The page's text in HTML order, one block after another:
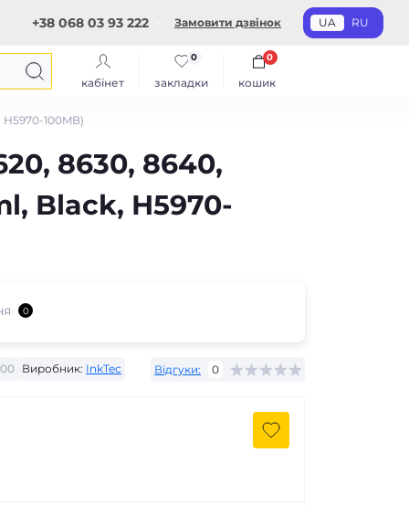
+38 068 03 93 222 Замовити дзвінок UA RU
кабінет закладки
0
кошик
0
100MB)
8630, 8640,
Black, H5970-
0
Виробник: InkTec Відгуки: 0